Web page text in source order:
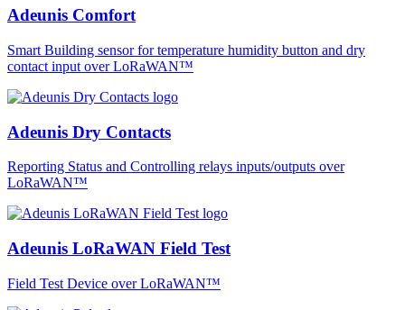
Adeunis Comfort
Smart Building sensor for temperature humidity button and dry
contact input over LoRaWAN™
Adeunis Dry Contacts
Reporting Status and Controlling relays inputs/outputs over
LoRaWAN™
Adeunis LoRaWAN Field Test
Field Test Device over LoRaWAN™